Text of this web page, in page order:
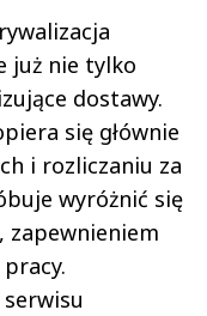
już nie tylko
dostawy.
się głównie
i rozliczaniu za
wyróżnić się
zapewnieniem